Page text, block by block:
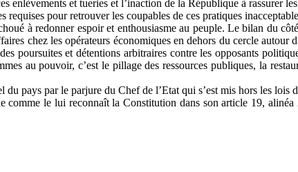
enlèvements et tueries et l’inaction de la République à rassurer
pour retrouver les coupables de ces pratiques
à redonner espoir et enthousiasme au peuple. Le bilan du
chez les opérateurs économiques en dehors du cercle
poursuites et détentions arbitraires contre les opposants
au pouvoir, c’est le pillage des ressources publiques, la
pays par le parjure du Chef de l’Etat qui s’est mis hors les
comme le lui reconnaît la Constitution dans son article 19,